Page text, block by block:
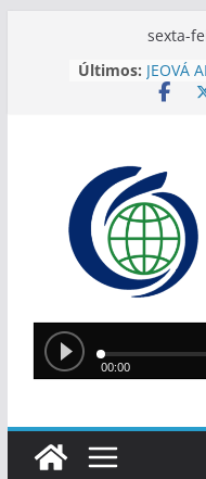
sexta-
Últimos: JEOVÁ
EM
SÍLVIO
EU”
Silvio